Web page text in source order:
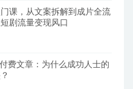
课，从文案拆解到成片全流
剧流量变现风口
费文章：为什么成功人士的